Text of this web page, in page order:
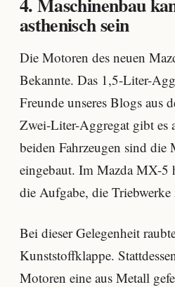
asthenisch sein
Die Motoren des neuen
Bekannte. Das 1,5-Liter-
Freunde unseres Blogs aus
Zwei-Liter-Aggregat gibt es
beiden Fahrzeugen sind die
eingebaut. Im Mazda MX-5
die Aufgabe, die Triebwerke
Bei dieser Gelegenheit
Kunststoffklappe.
Motoren eine aus Metall